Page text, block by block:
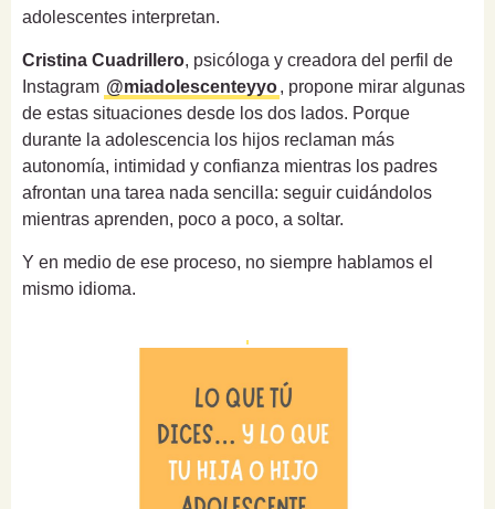
adolescentes interpretan.
Cristina Cuadrillero, psicóloga y creadora del perfil de
Instagram @miadolescenteyyo, propone mirar algunas
de estas situaciones desde los dos lados. Porque
durante la adolescencia los hijos reclaman más
autonomía, intimidad y confianza mientras los padres
afrontan una tarea nada sencilla: seguir cuidándolos
mientras aprenden, poco a poco, a soltar.
Y en medio de ese proceso, no siempre hablamos el
mismo idioma.